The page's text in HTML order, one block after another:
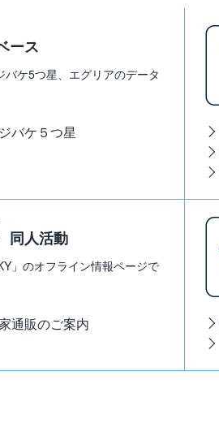
ース
ケ5つ星、エグリアのデータ
バケ５つ星
同人活動
」のオフライン情報ページで
通販のご案内